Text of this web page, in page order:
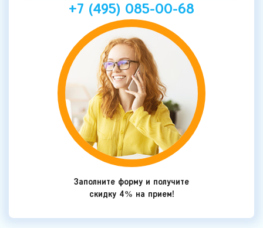
+7 (495) 085-00-68
Заполните форму и получите
скидку 4% на прием!